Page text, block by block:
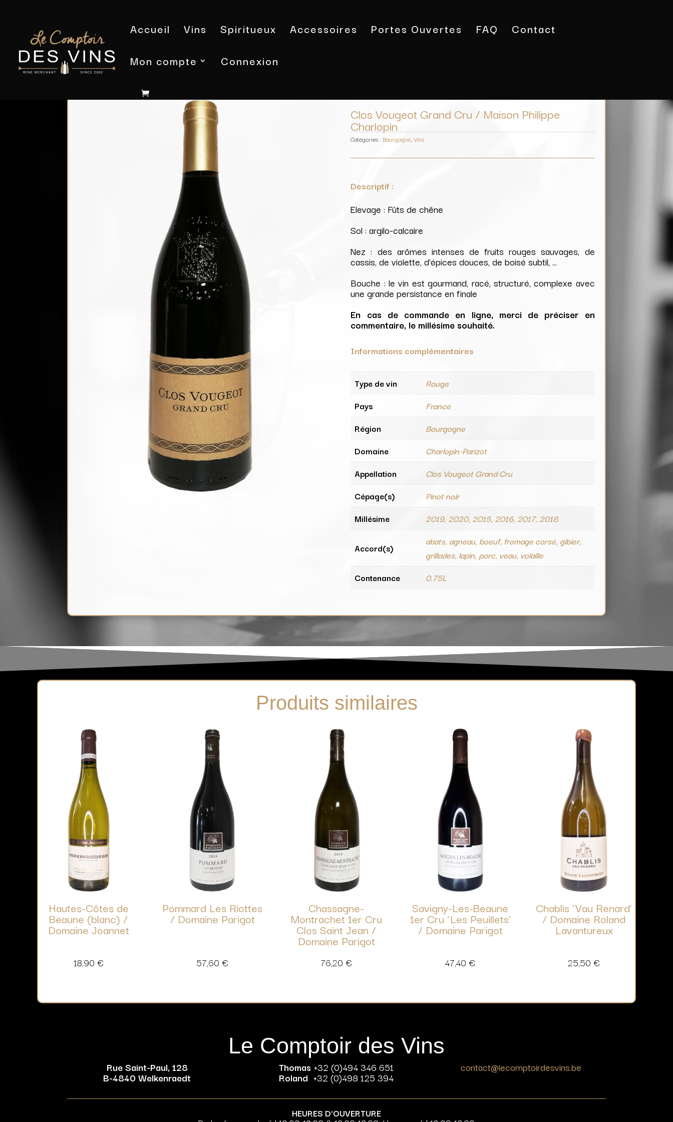
Accueil Vins Spiritueux Accessoires Portes Ouvertes FAQ
Contact
Mon compte
Connexion
Clos Vougeot Grand Cru / Maison Philippe
Charlopin
Catégories : Bourgogne,Vins
Descriptif :
Elevage : Fûts de chêne
Sol : argilo-calcaire
Nez : des arômes intenses de fruits rouges sauvages, de
cassis, de violette, d’épices douces, de boisé subtil, …
Bouche : le vin est gourmand, racé, structuré, complexe avec
une grande persistance en finale
En cas de commande en ligne, merci de préciser en
commentaire, le millésime souhaité.
Informations complémentaires
Type de vin
Rouge
Pays
France
Région
Bourgogne
Domaine
Charlopin-Parizot
Appellation
Clos Vougeot Grand Cru
Cépage(s)
Pinot noir
Millésime
2019, 2020, 2015, 2016, 2017, 2018
Accord(s)
abats, agneau, boeuf, fromage corsé, gibier,
grillades, lapin, porc, veau, volaille
Contenance
0.75L
Produits similaires
Hautes-Côtes de
Beaune (blanc) /
Domaine Joannet
18,90 €
Pommard Les Riottes
/ Domaine Parigot
57,60 €
Chassagne-
Montrachet 1er Cru
Clos Saint Jean /
Domaine Parigot
76,20 €
Savigny-Les-Beaune
1er Cru ‘Les Peuillets’
/ Domaine Parigot
47,40 €
Chablis ‘Vau Renard’
/ Domaine Roland
Lavantureux
25,50 €
Le Comptoir des Vins
Rue Saint-Paul, 128
B-4840 Welkenraedt
Thomas +32 (0)494 346 651
Roland +32 (0)498 125 394
contact@lecomptoirdesvins.be
HEURES D’OUVERTURE